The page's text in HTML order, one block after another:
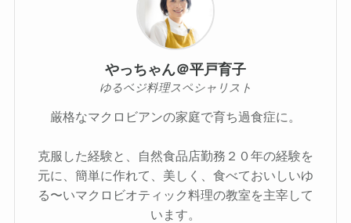
やっちゃん＠平戸育子
ゆるベジ料理スペシャリスト
厳格なマクロビアンの家庭で育ち過食症に。
克服した経験と、自然食品店勤務２０年の経験を
元に、簡単に作れて、美しく、食べておいしいゆ
る〜いマクロビオティック料理の教室を主宰して
います。